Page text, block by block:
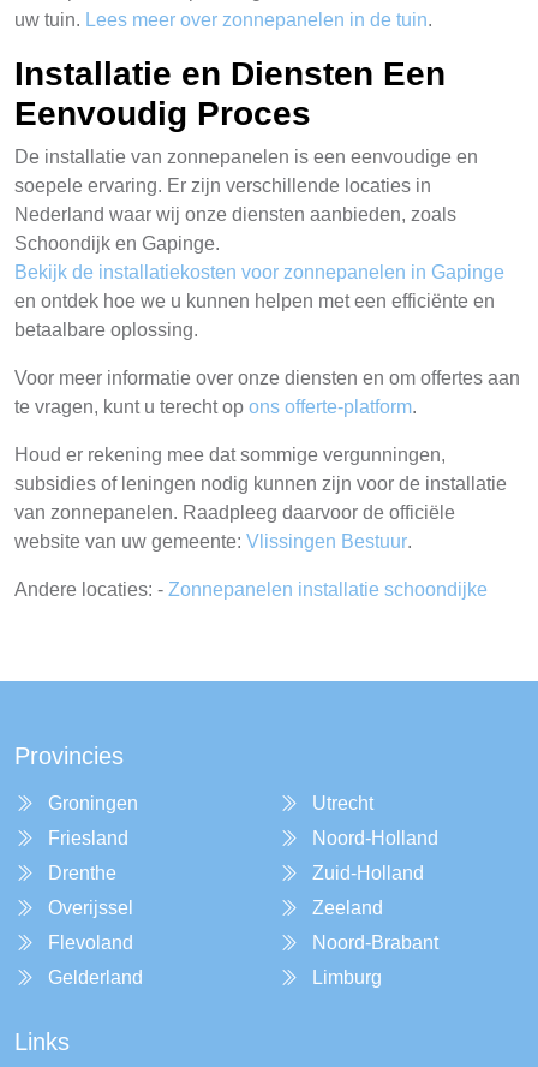
uw tuin. Lees meer over zonnepanelen in de tuin.
Installatie en Diensten Een
Eenvoudig Proces
De installatie van zonnepanelen is een eenvoudige en
soepele ervaring. Er zijn verschillende locaties in
Nederland waar wij onze diensten aanbieden, zoals
Schoondijk en Gapinge.
Bekijk de installatiekosten voor zonnepanelen in Gapinge
en ontdek hoe we u kunnen helpen met een efficiënte en
betaalbare oplossing.
Voor meer informatie over onze diensten en om offertes aan
te vragen, kunt u terecht op ons offerte-platform.
Houd er rekening mee dat sommige vergunningen,
subsidies of leningen nodig kunnen zijn voor de installatie
van zonnepanelen. Raadpleeg daarvoor de officiële
website van uw gemeente: Vlissingen Bestuur.
Andere locaties: - Zonnepanelen installatie schoondijke
Provincies
Groningen
Friesland
Drenthe
Overijssel
Flevoland
Gelderland
Utrecht
Noord-Holland
Zuid-Holland
Zeeland
Noord-Brabant
Limburg
Links